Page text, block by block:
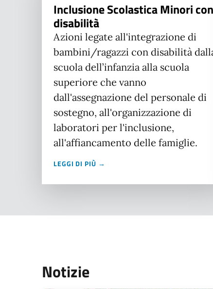
Inclusione Scolastica Minori con
disabilità
Azioni legate all'integrazione di
bambini/ragazzi con disabilità
scuola dell’infanzia alla scuola
superiore che vanno
dall'assegnazione del personale di
sostegno, all'organizzazione di
laboratori per l'inclusione,
all'affiancamento delle famiglie.
LEGGI DI PIÙ →
Notizie